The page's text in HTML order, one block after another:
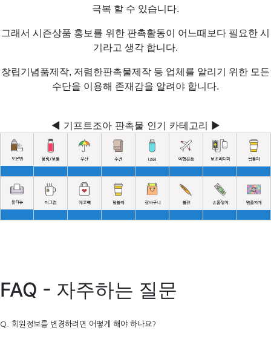
극복 할 수 있습니다.
그래서 시즌상품 홍보를 위한 판촉활동이 어느때보다 필요한 시
기라고 생각 합니다.
창립기념품제작, 저렴한판촉물제작 등 업체를 알리기 위한 모든
수단을 이용해 존재감을 알려야 합니다.
◀ 기프트조아 판촉물 인기 카테고리 ▶
FAQ - 자주하는 질문
Q. 회원정보를 변경하려면 어떻게 해야 하나요?